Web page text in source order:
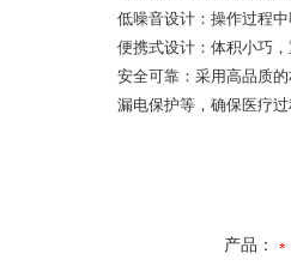
低噪音设计：操作过程
便携式设计：体积小巧
安全可靠：采用高品质
漏电保护等，确保医疗
产品：